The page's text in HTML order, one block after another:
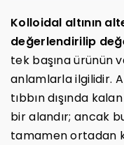
Kolloidal altının
değerlendirilip
tek başına ürünün
anlamlarla ilgilidir.
tıbbın dışında
bir alandır; ancak
tamamen ortadan